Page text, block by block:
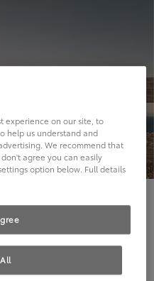
nicht weiter.
experience on our site, to
help us understand and
We recommend that
agree you can easily
option below. Full details